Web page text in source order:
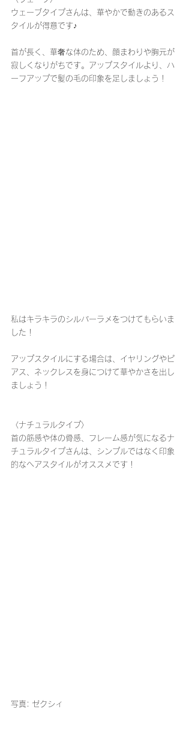
ウェーブタイプさんは、華やかで動きのあるス
タイルが得意です♪
首が長く、華奢な体のため、顔まわりや胸元が
寂しくなりがちです。アップスタイルより、ハ
ーフアップで髪の毛の印象を足しましょう！
私はキラキラのシルバーラメをつけてもらいま
した！
アップスタイルにする場合は、イヤリングやピ
アス、ネックレスを身につけて華やかさを出し
ましょう！
〈ナチュラルタイプ〉
首の筋感や体の骨感、フレーム感が気になるナ
チュラルタイプさんは、シンプルではなく印象
的なヘアスタイルがオススメです！
写真: ゼクシィ